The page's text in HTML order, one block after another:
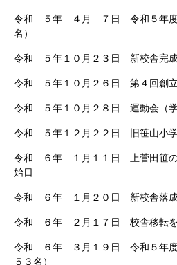
令和 ５年 ４月 ７日 令和５年度
名）
令和 ５年１０月２３日 新校舎完
令和 ５年１０月２６日 第４回創
令和 ５年１０月２８日 運動会（学
令和 ５年１２月２２日 旧笹山小学
令和 ６年 １月１１日 上菅田笹の
始日
令和 ６年 １月２０日 新校舎落成
令和 ６年 ２月１７日 校舎移転を
令和 ６年 ３月１９日 令和５年度
５３名）